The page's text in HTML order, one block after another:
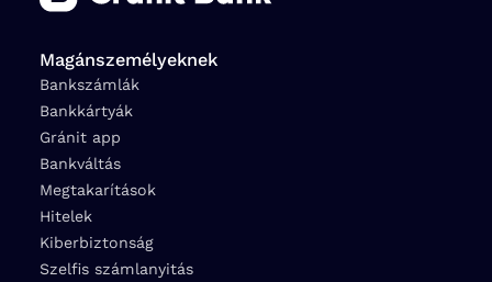
Magánszemélyeknek
Bankszámlák
Bankkártyák
Gránit app
Bankváltás
Megtakarítások
Hitelek
Kiberbiztonság
Szelfis számlanyitás